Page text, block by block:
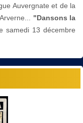
Auvergnate et de la
"Dansons la
samedi 13 décembre